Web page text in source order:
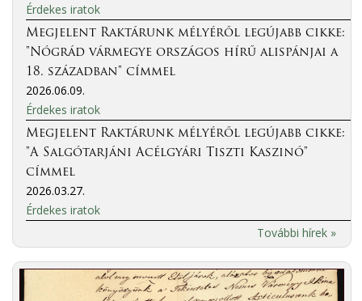
Érdekes iratok
Megjelent Raktárunk mélyéről legújabb cikke:
"Nógrád vármegye országos hírű alispánjai a
18. században" címmel
2026.06.09.
Érdekes iratok
Megjelent Raktárunk mélyéről legújabb cikke:
"A Salgótarjáni Acélgyári Tiszti Kaszinó"
címmel
2026.03.27.
Érdekes iratok
További hírek »